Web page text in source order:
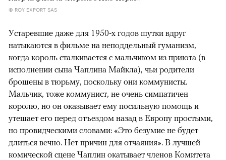
© ROY EXPORT SAS
Устаревшие даже для 1950-х годов шутки вдруг
натыкаются в фильме на неподдельный гуманизм,
когда король сталкивается с мальчиком из приюта (в
исполнении сына Чаплина Майкла), чьи родители
брошены в тюрьму, поскольку они коммунисты.
Мальчик, тоже коммунист, не очень симпатичен
королю, но он оказывает ему посильную помощь и
утешает его перед отъездом назад в Европу простыми,
но провидческими словами: «Это безумие не будет
длиться вечно. Нет причин для отчаяния». В лучшей
комической сцене Чаплин окатывает членов Комитета